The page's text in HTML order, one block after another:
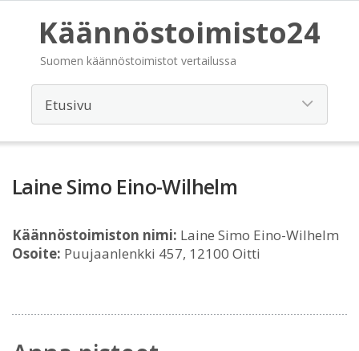
Käännöstoimisto24
Suomen käännöstoimistot vertailussa
Laine Simo Eino-Wilhelm
Käännöstoimiston nimi: Laine Simo Eino-Wilhelm
Osoite: Puujaanlenkki 457, 12100 Oitti